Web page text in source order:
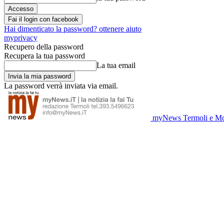
Fai il login con facebook
Hai dimenticato la password? ottenere aiuto
myprivacy
Recupero della password
Recupera la tua password
La tua email
La password verrà inviata via email.
myNews Termoli e